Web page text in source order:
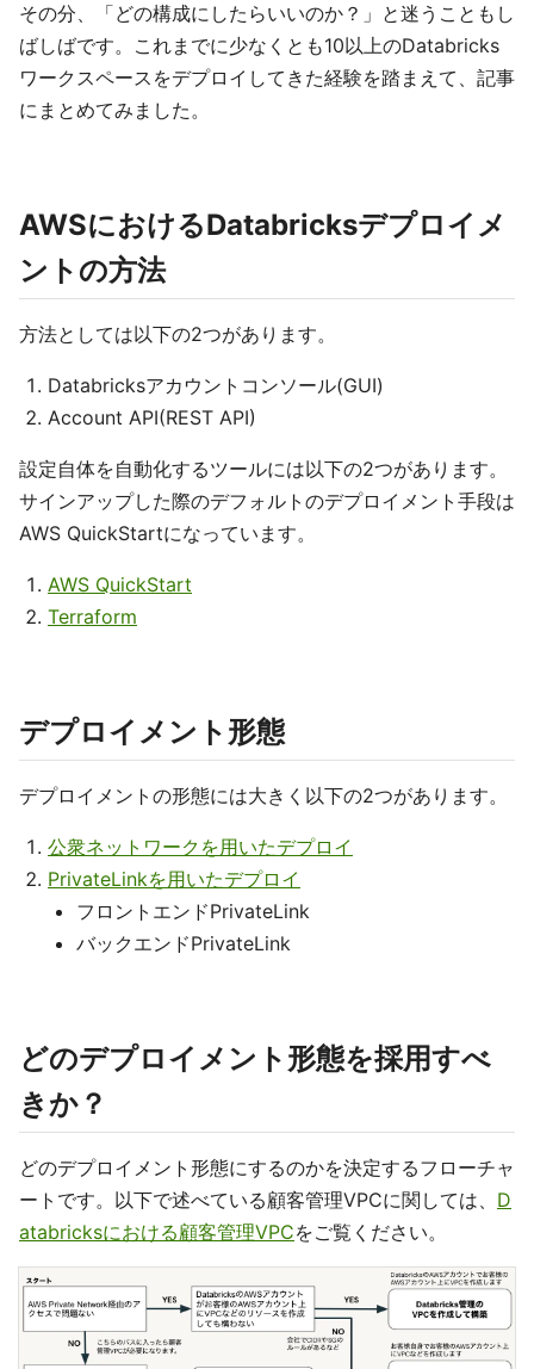
その分、「どの構成にしたらいいのか？」と迷うこともし
ばしばです。これまでに少なくとも10以上のDatabricks
ワークスペースをデプロイしてきた経験を踏まえて、記事
にまとめてみました。
AWSにおけるDatabricksデプロイメ
ントの方法
方法としては以下の2つがあります。
Databricksアカウントコンソール(GUI)
Account API(REST API)
設定自体を自動化するツールには以下の2つがあります。
サインアップした際のデフォルトのデプロイメント手段は
AWS QuickStartになっています。
AWS QuickStart
Terraform
デプロイメント形態
デプロイメントの形態には大きく以下の2つがあります。
公衆ネットワークを用いたデプロイ
PrivateLinkを用いたデプロイ
フロントエンドPrivateLink
バックエンドPrivateLink
どのデプロイメント形態を採用すべ
きか？
どのデプロイメント形態にするのかを決定するフローチャ
ートです。以下で述べている顧客管理VPCに関しては、 D
atabricksにおける顧客管理VPCをご覧ください。